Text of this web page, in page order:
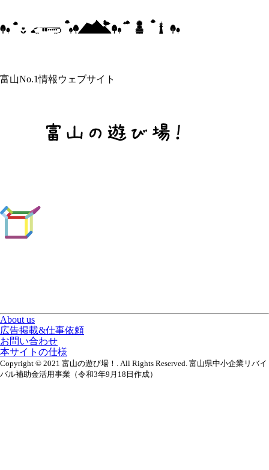
富山No.1情報ウェブサイト
About us
広告掲載&仕事依頼
お問い合わせ
本サイトの仕様
Copyright © 2021 富山の遊び場！. All Rights Reserved. 富山県中小企業リバイ
バル補助金活用事業（令和3年9月18日作成）